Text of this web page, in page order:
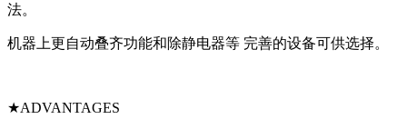
法。
机器上更自动叠齐功能和除静电器等 完善的设备可供选择。
★ADVANTAGES